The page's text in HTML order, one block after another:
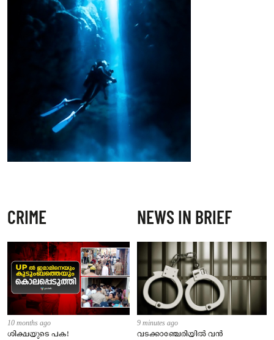
CRIME
10 months ago
ശിക്ഷയുടെ പക!
NEWS IN BRIEF
9 minutes ago
വടക്കാഞ്ചേരിയിൽ വൻ